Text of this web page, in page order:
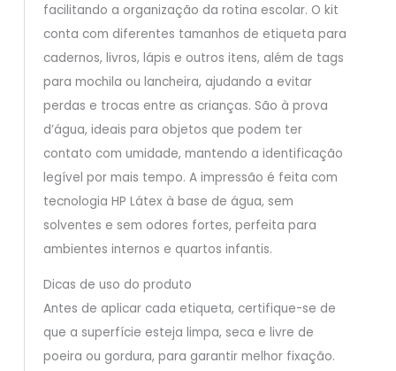
facilitando a organização da rotina escolar. O kit
conta com diferentes tamanhos de etiqueta para
cadernos, livros, lápis e outros itens, além de tags
para mochila ou lancheira, ajudando a evitar
perdas e trocas entre as crianças. São à prova
d’água, ideais para objetos que podem ter
contato com umidade, mantendo a identificação
legível por mais tempo. A impressão é feita com
tecnologia HP Látex à base de água, sem
solventes e sem odores fortes, perfeita para
ambientes internos e quartos infantis.
Dicas de uso do produto
Antes de aplicar cada etiqueta, certifique-se de
que a superfície esteja limpa, seca e livre de
poeira ou gordura, para garantir melhor fixação.